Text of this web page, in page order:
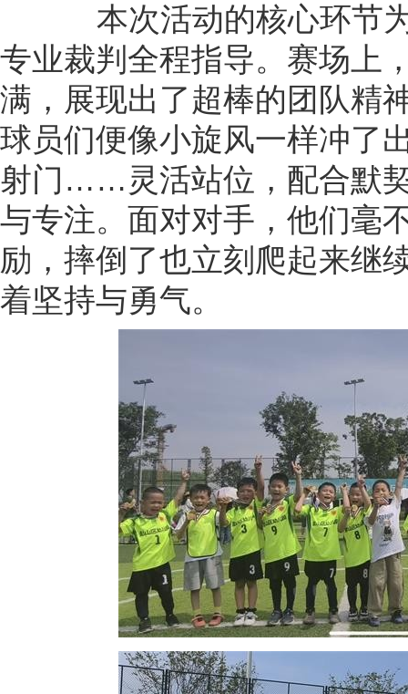
本次活动的核心环节为
专业裁判全程指导。赛场上
满，展现出了超棒的团队精
球员们便像小旋风一样冲了
射门……灵活站位，配合默
与专注。面对对手，他们毫
励，摔倒了也立刻爬起来继
着坚持与勇气。